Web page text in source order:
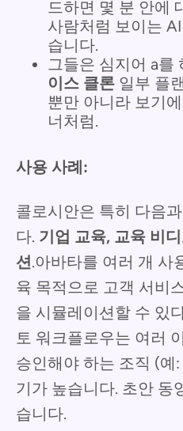
드하면 몇 분 안에
사람처럼 보이는
습니다.
그들은 심지어 a를
이스 클론 일부 플
뿐만 아니라 보기
너처럼.
사용 사례:
콜로시안은 특히 다음
다. 기업 교육, 교육 비
션.아바타를 여러 개 사
육 목적으로 고객 서비
을 시뮬레이션할 수 있
토 워크플로우는 여러
승인해야 하는 조직 (예
기가 높습니다. 초안 동
습니다.